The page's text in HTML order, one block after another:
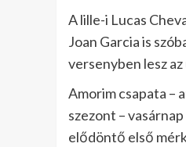
A lille-i Lucas
Joan Garcia is
versenyben lesz
Amorim csapata –
szezont –
elődöntő első